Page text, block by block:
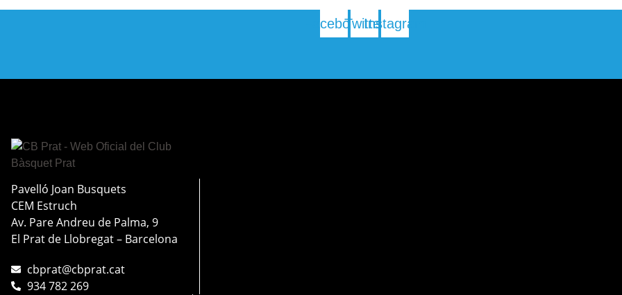
FacebookTwitterInstagram
Pavelló Joan Busquets
CEM Estruch
Av. Pare Andreu de Palma, 9
El Prat de Llobregat – Barcelona
cbprat@cbprat.cat
934 782 269